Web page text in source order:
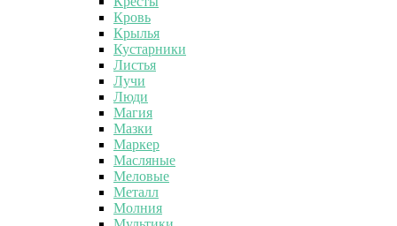
Кровь
Крылья
Кустарники
Листья
Лучи
Люди
Магия
Мазки
Маркер
Масляные
Меловые
Металл
Молния